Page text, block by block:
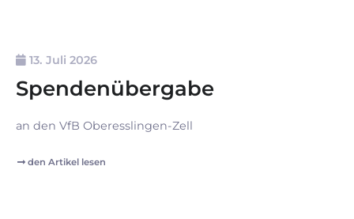
13. Juli 2026
Spendenübergabe
an den VfB Oberesslingen-Zell
den Artikel lesen